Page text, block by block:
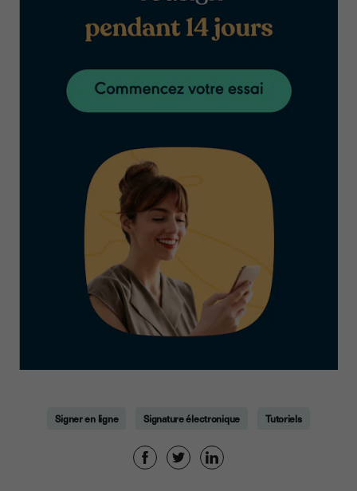
Signer en ligne Signature électronique Tutoriels